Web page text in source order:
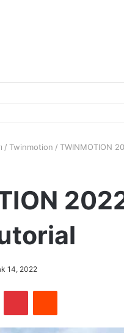
/ Twinmotion / TWINMOTION
14, 2022
PinterestReddit